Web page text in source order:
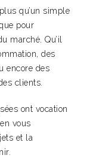
qu’un simple
pour
marché. Qu’il
des
encore des
clients.
ont vocation
vous
et la